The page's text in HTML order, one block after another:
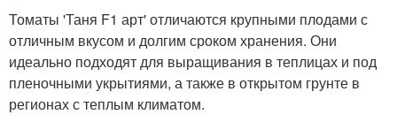
Томаты 'Таня F1 арт' отличаются крупными плодами с
отличным вкусом и долгим сроком хранения. Они
идеально подходят для выращивания в теплицах и под
пленочными укрытиями, а также в открытом грунте в
регионах с теплым климатом.